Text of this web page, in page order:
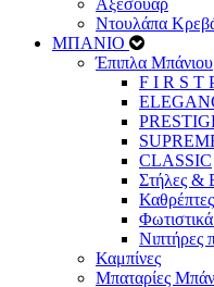
Αξεσουάρ
Ντουλάπα
ΜΠΑΝΙΟ
Έπιπλα Μπάνιου
F I R S T
CLASSIC
Στήλες &
Καθρέπτες
Νιπτήρες
Καμπίνες
Μπαταρίες